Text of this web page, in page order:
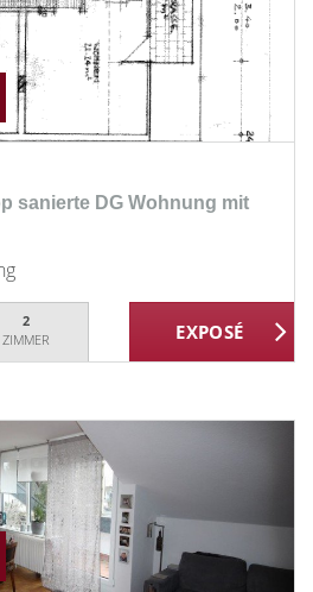
sanierte DG Wohnung mit
2
ZIMMER